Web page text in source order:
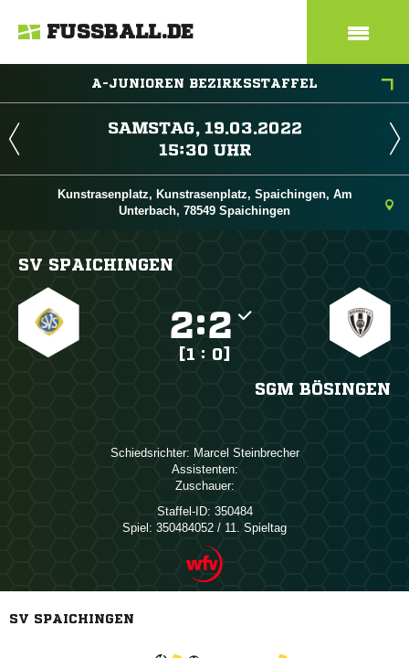
FUSSBALL.DE
A-JUNIOREN BEZIRKSSTAFFEL
 
 
Kunstrasenplatz, Kunstrasenplatz, Spaichingen, Am
Unterbach, 78549 Spaichingen
SV SPAICHINGEN
:
[1 : 0]
SGM BÖSINGEN
Schiedsrichter:  
Assistenten:
Zuschauer:
Staffel-ID: 350484
Spiel: 350484052 / 11. Spieltag
SV SPAICHINGEN